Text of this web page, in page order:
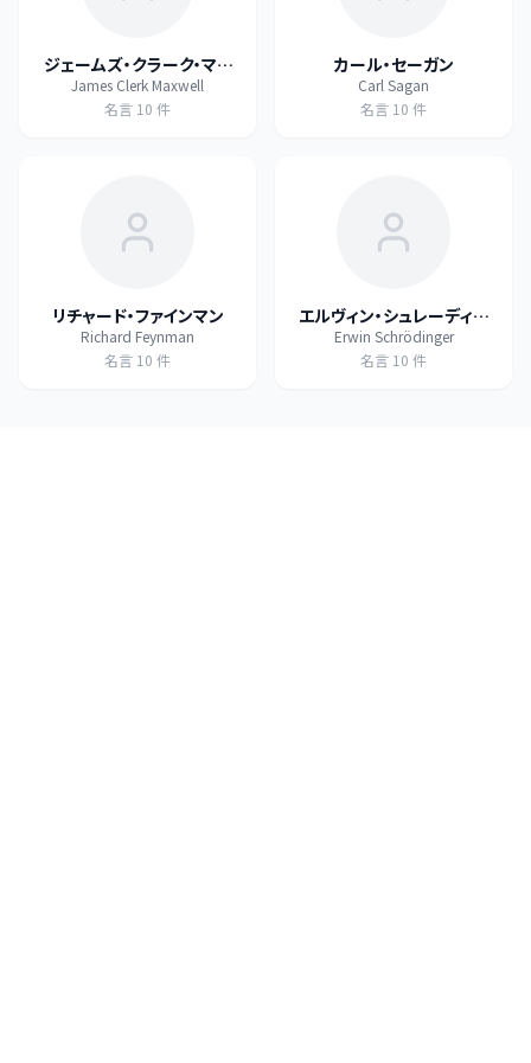
ジェームズ・クラーク・マク
スウェル
James Clerk Maxwell
名言 10 件
カール・セーガン
Carl Sagan
名言 10 件
リチャード・ファインマン
Richard Feynman
名言 10 件
エルヴィン・シュレーディン
ガー
Erwin Schrödinger
名言 10 件